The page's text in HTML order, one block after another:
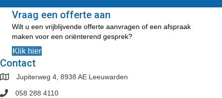
Vraag een offerte aan
Wilt u een vrijblijvende offerte aanvragen of een afspraak
maken voor een oriënterend gesprek?
Klik hier
Contact
Jupiterweg 4, 8938 AE Leeuwarden
058 288 4110